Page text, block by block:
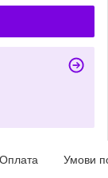
Оплата Умови